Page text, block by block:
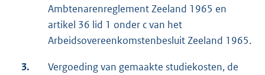
Ambtenarenreglement Zeeland 1965 en
artikel 36 lid 1 onder c van het
Arbeidsovereenkomstenbesluit Zeeland 1965.
3.
Vergoeding van gemaakte studiekosten, de